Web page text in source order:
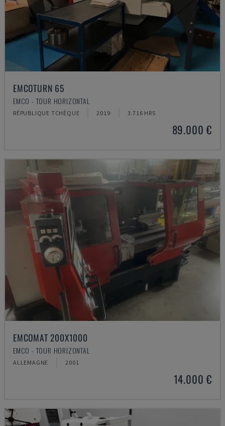
EMCOTURN 65
EMCO - TOUR HORIZONTAL
RÉPUBLIQUE TCHÈQUE 2019 3.716 HRS
89.000 €
EMCOMAT 200X1000
EMCO - TOUR HORIZONTAL
ALLEMAGNE 2001
14.000 €